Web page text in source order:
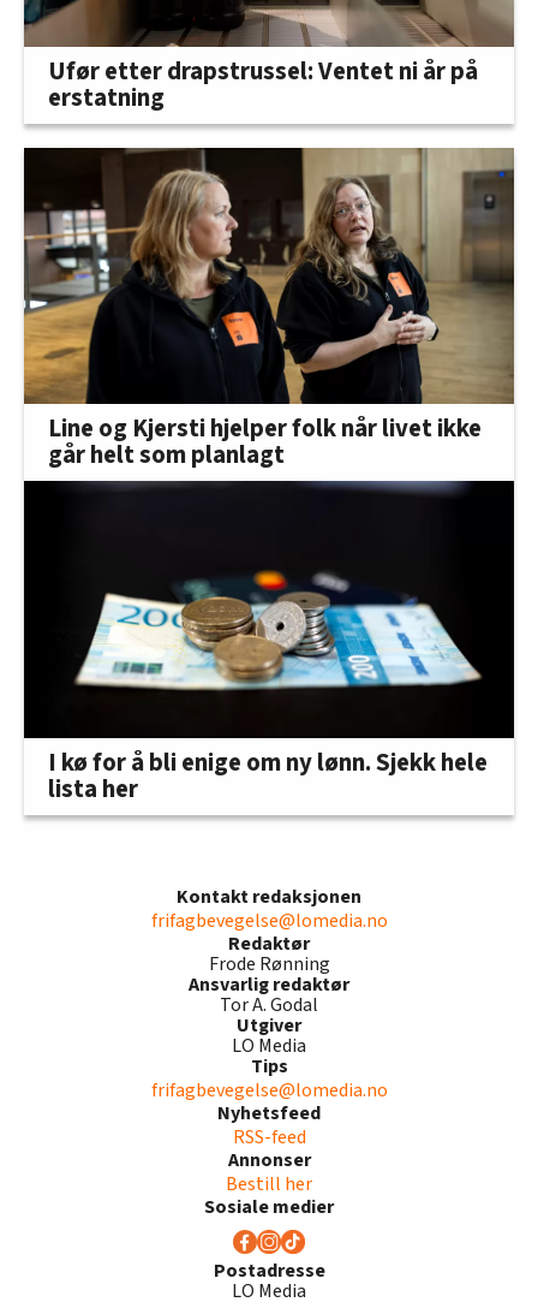
Ufør etter drapstrussel: Ventet ni år på
erstatning
Line og Kjersti hjelper folk når livet ikke
går helt som planlagt
I kø for å bli enige om ny lønn. Sjekk hele
lista her
Kontakt redaksjonen
frifagbevegelse@lomedia.no
Redaktør
Frode Rønning
Ansvarlig redaktør
Tor A. Godal
Utgiver
LO Media
Tips
frifagbevegelse@lomedia.no
Nyhetsfeed
RSS-feed
Annonser
Bestill her
Sosiale medier
Postadresse
LO Media